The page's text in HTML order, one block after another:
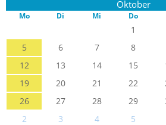
Oktober
Mo Di Mi Do
1
5
6 7 8
12
13 14 15
19
20 21 22
26
27 28 29
2
3 4 5